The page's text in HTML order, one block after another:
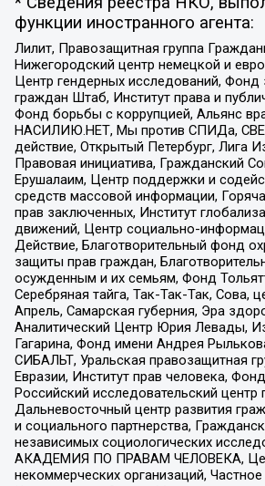
функции иностранного агента:
Лилит, Правозащитная группа
Нижегородский центр немецкой и
Центр гендерных исследований, Фонд
граждан Штаб, Институт права и
Фонд борьбы с коррупцией, Альянс
НАСИЛИЮ.НЕТ, Мы против СПИДа,
действие, Открытый Петербург, Лига
Правовая инициатива, Гражданский
Ерушалаим, Центр поддержки и
средств массовой информации,
прав заключенных, Институт
движений, Центр социально-
Действие, Благотворительный фонд
защиты прав граждан,
осужденным и их семьям, Фонд
Серебряная тайга, Так-Так-Так, Сова,
Апрель, Самарская губерния, Эра
Аналитический Центр Юрия Левады,
Гагарина, Фонд имени Андрея
СИБАЛЬТ, Уральская правозащитная
Евразии, Институт прав человека,
Российский исследовательский центр
Дальневосточный центр развития
и социального партнерства,
независимых социологических
АКАДЕМИЯ ПО ПРАВАМ ЧЕЛОВЕКА,
некоммерческих организаций,